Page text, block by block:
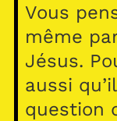
Vous
même
Jésus.
aussi
question